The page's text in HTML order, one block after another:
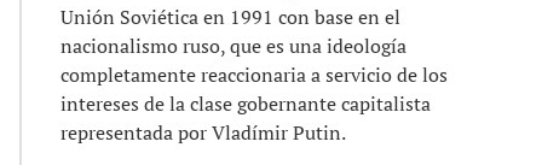
Unión Soviética en 1991 con base en el
nacionalismo ruso, que es una ideología
completamente reaccionaria a servicio de los
intereses de la clase gobernante capitalista
representada por Vladímir Putin.